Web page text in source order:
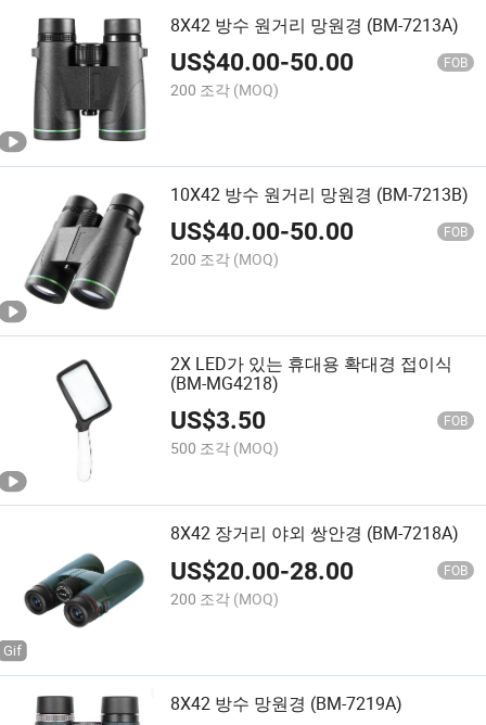
8X42 방수 원거리 망원경 (BM-7213A)
US$40.00-50.00 FOB
200 조각 (MOQ)
10X42 방수 원거리 망원경 (BM-7213B)
US$40.00-50.00 FOB
200 조각 (MOQ)
2X LED가 있는 휴대용 확대경 접이식
(BM-MG4218)
US$3.50 FOB
500 조각 (MOQ)
8X42 장거리 야외 쌍안경 (BM-7218A)
US$20.00-28.00 FOB
200 조각 (MOQ)
8X42 방수 망원경 (BM-7219A)